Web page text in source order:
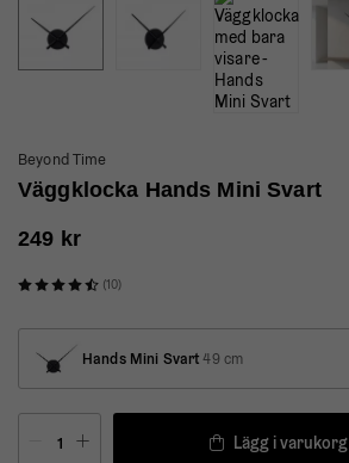
Beyond Time
Väggklocka Hands Mini Svart
249 kr
(10)
Hands Mini Svart49 cm
Lägg i varukorg